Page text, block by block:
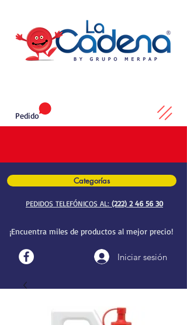
Categorías
PEDIDOS TELEFÓNICOS AL: (222) 2 46 56 30
¡Encuentra miles de productos al mejor precio!
Iniciar sesión
Pedido